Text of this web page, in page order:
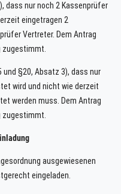
dass nur noch 2 Kassenprüfer
eingetragen 2
Vertreter. Dem Antrag
zugestimmt.
und §20, Absatz 3), dass nur
wird und nicht wie derzeit
werden muss. Dem Antrag
zugestimmt.
ausgewiesenen
eingeladen.